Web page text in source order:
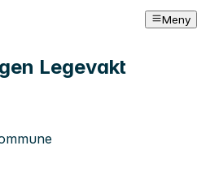
Meny
Legevakt